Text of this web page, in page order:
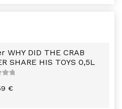
WHY DID THE CRAB
SHARE HIS TOYS 0,5L
€